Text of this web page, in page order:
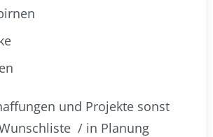
und Projekte sonst
/ in Planung